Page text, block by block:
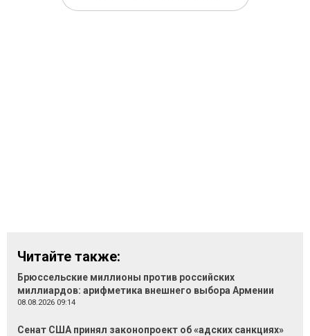
Читайте также:
Брюссельские миллионы против российских
миллиардов: арифметика внешнего выбора Армении
08.08.2026 09:14
Сенат США принял законопроект об «адских санкциях»